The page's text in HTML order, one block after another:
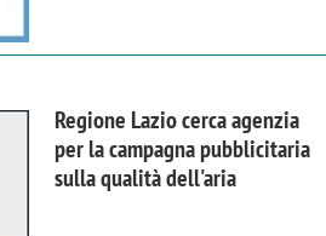
Regione Lazio cerca agenzia
per la campagna pubblicitaria
sulla qualità dell'aria